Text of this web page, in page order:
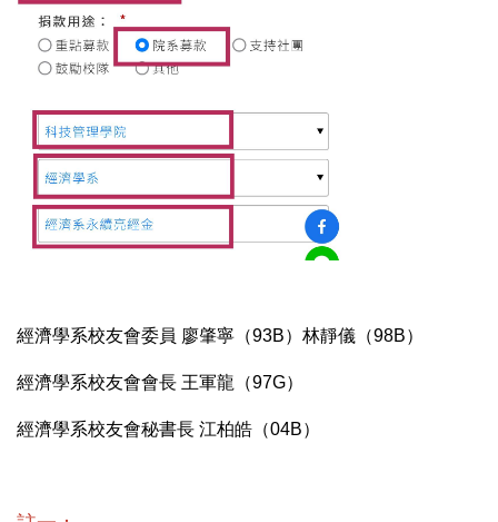
經濟學系校友會委員 廖肇寧（93B）林靜儀（98B）
經濟學系校友會會長 王軍龍（97G）
經濟學系校友會秘書長 江柏皓（04B）